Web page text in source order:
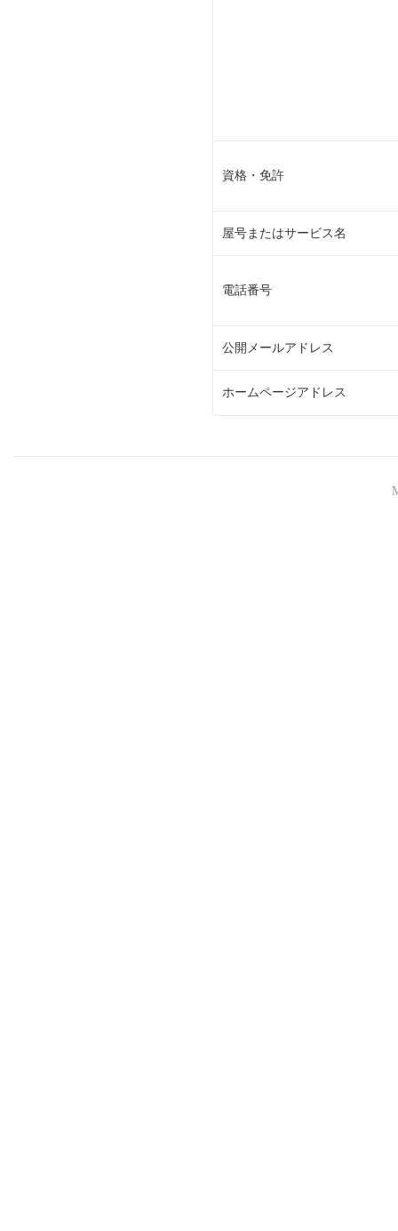
資格・免許
屋号またはサービス名
電話番号
公開メールアドレス
ホームページアドレス